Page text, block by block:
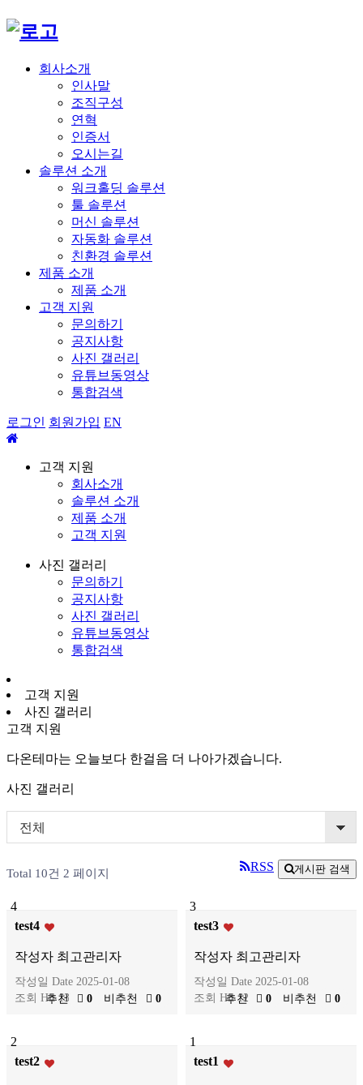
회사소개
인사말
조직구성
연혁
인증서
오시는길
솔루션 소개
워크홀딩 솔루션
툴 솔루션
머신 솔루션
자동화 솔루션
친환경 솔루션
제품 소개
제품 소개
고객 지원
문의하기
공지사항
사진 갤러리
유튜브동영상
통합검색
로그인 회원가입 EN
고객 지원
회사소개
솔루션 소개
제품 소개
고객 지원
사진 갤러리
문의하기
공지사항
사진 갤러리
유튜브동영상
통합검색
고객 지원
사진 갤러리
고객 지원
다온테마는 오늘보다 한걸음 더 나아가겠습니다.
사진 갤러리
전체
Total 10건 2 페이지 RSS 게시판 검색
4
test4
작성자 최고관리자
작성일 Date 2025-01-08
조회 Hit 1323
추천 0 비추천 0
3
test3
작성자 최고관리자
작성일 Date 2025-01-08
조회 Hit 1235
추천 0 비추천 0
2
test2
1
test1